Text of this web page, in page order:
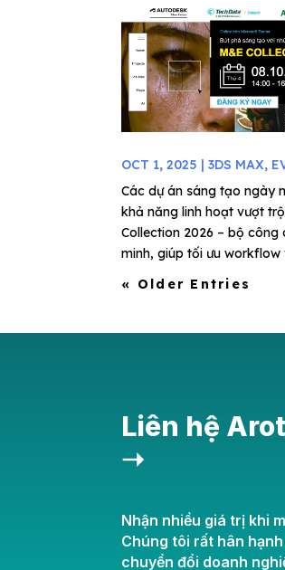
OCT 1, 2025 |3DS MAX,
Các dự án sáng tạo ngày
khả năng linh hoạt vượt
Collection 2026 – bộ
minh, giúp tối ưu
« Older Entries
Liên hệ
➝
Nhận nhiều giá trị khi
Chúng tôi rất hân
chuyển đổi doanh